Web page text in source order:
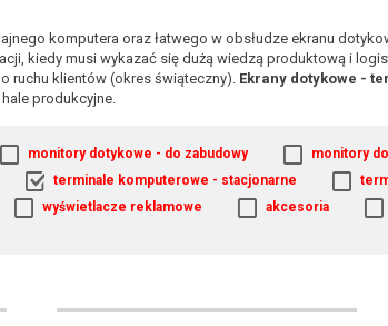
komputera oraz łatwego w obsłudze ekranu
kiedy musi wykazać się dużą wiedzą produktową i
ruchu klientów (okres świąteczny). Ekrany dotykowe -
produkcyjne.
monitory dotykowe - do zabudowy
monitory
terminale komputerowe - stacjonarne
wyświetlacze reklamowe akcesoria